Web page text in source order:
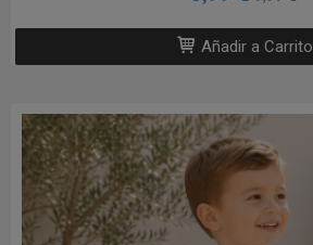
Añadir a Carrito